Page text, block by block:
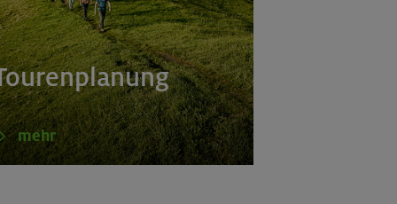
mehr